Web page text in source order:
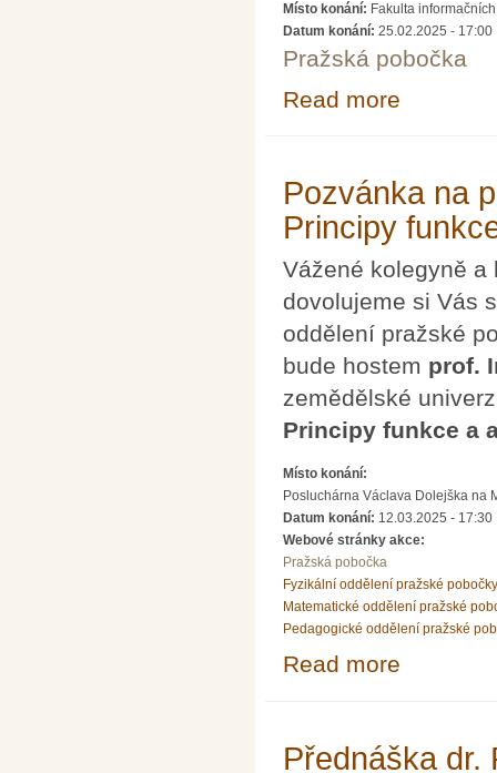
Místo konání: Fakulta
Datum konání: 25.02.2025 - 17:00
Pražská pobočka
Read more
Pozvánka na
Principy
Vážené kolegyně a
dovolujeme si Vás
oddělení pražské
bude hostem prof.
zemědělské
Principy funkce a
Místo konání:
Posluchárna Václava Dolejška na
Datum konání: 12.03.2025 - 17:30
Webové stránky akce:
Pražská pobočka
Fyzikální oddělení pražské pobočky
Matematické oddělení pražské
Pedagogické oddělení pražské
Read more
Přednáška dr.